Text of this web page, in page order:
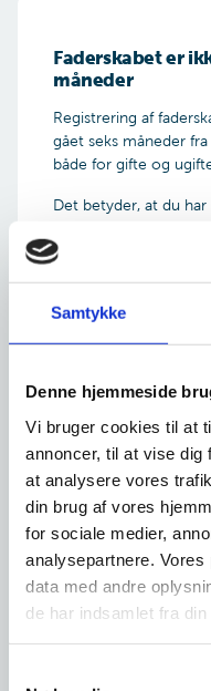
Samtykke
Denne hjemmeside
Vi bruger cookies til at
annoncer, til at vise dig
at analysere vores
din brug af vores
for sociale medier,
analysepartnere.
data med andre
de har indsamlet fra
hvad er din
Jeg er
Faderskabet er
måneder
Registrering af
gået seks måneder
både for gifte og
Det betyder, at du
fra barnets fødsel. Det
skal bruge.
Ændring af
Hvis der er registreret
Familieretshuset har
Hvordan
Hvis vi modtager
behandles sagen ved
regler som anvendes,